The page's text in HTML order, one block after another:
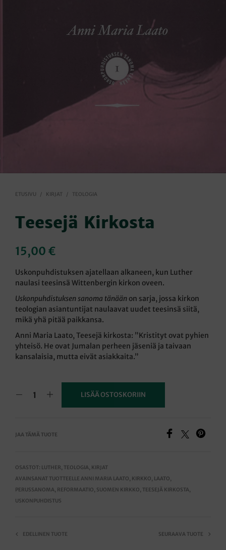
ETUSIVU / KIRJAT / TEOLOGIA
Teesejä Kirkosta
15,00 €
Uskonpuhdistuksen ajatellaan alkaneen, kun Luther
naulasi teesinsä Wittenbergin kirkon oveen.
Uskonpuhdistuksen sanoma tänään on sarja, jossa kirkon
teologian asiantuntijat naulaavat uudet teesinsä siitä,
mikä yhä pitää paikkansa.
Anni Maria Laato, Teesejä kirkosta: ”Kristityt ovat pyhien
yhteisö. He ovat Jumalan perheen jäseniä ja taivaan
kansalaisia, mutta eivät asiakkaita.”
LISÄÄ OSTOSKORIIN
JAA TÄMÄ TUOTE
OSASTOT: LUTHER, TEOLOGIA, KIRJAT
AVAINSANAT TUOTTEELLE ANNI MARIA LAATO, KIRKKO, LAATO,
PERUSSANOMA, REFORMAATIO, SUOMEN KIRKKO, TEESEJÄ KIRKOSTA,
USKONPUHDISTUS
EDELLINEN TUOTE SEURAAVA TUOTE